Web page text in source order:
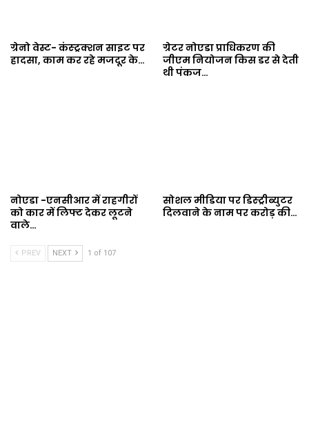
ग्रेनो वेस्ट- कंस्ट्रक्शन साइट पर
हादसा, काम कर रहे मजदूर के…
ग्रेटर नोएडा प्राधिकरण की
जीएम नियोजन किस डर से देती
थी पंकज…
नोएडा -एनसीआर में राहगीरों
को कार में लिफ्ट देकर लूटने
वाले…
सोशल मीडिया पर डिस्ट्रीब्युटर
दिलवाने के नाम पर करोड़ की…
PREV NEXT 1 of 107